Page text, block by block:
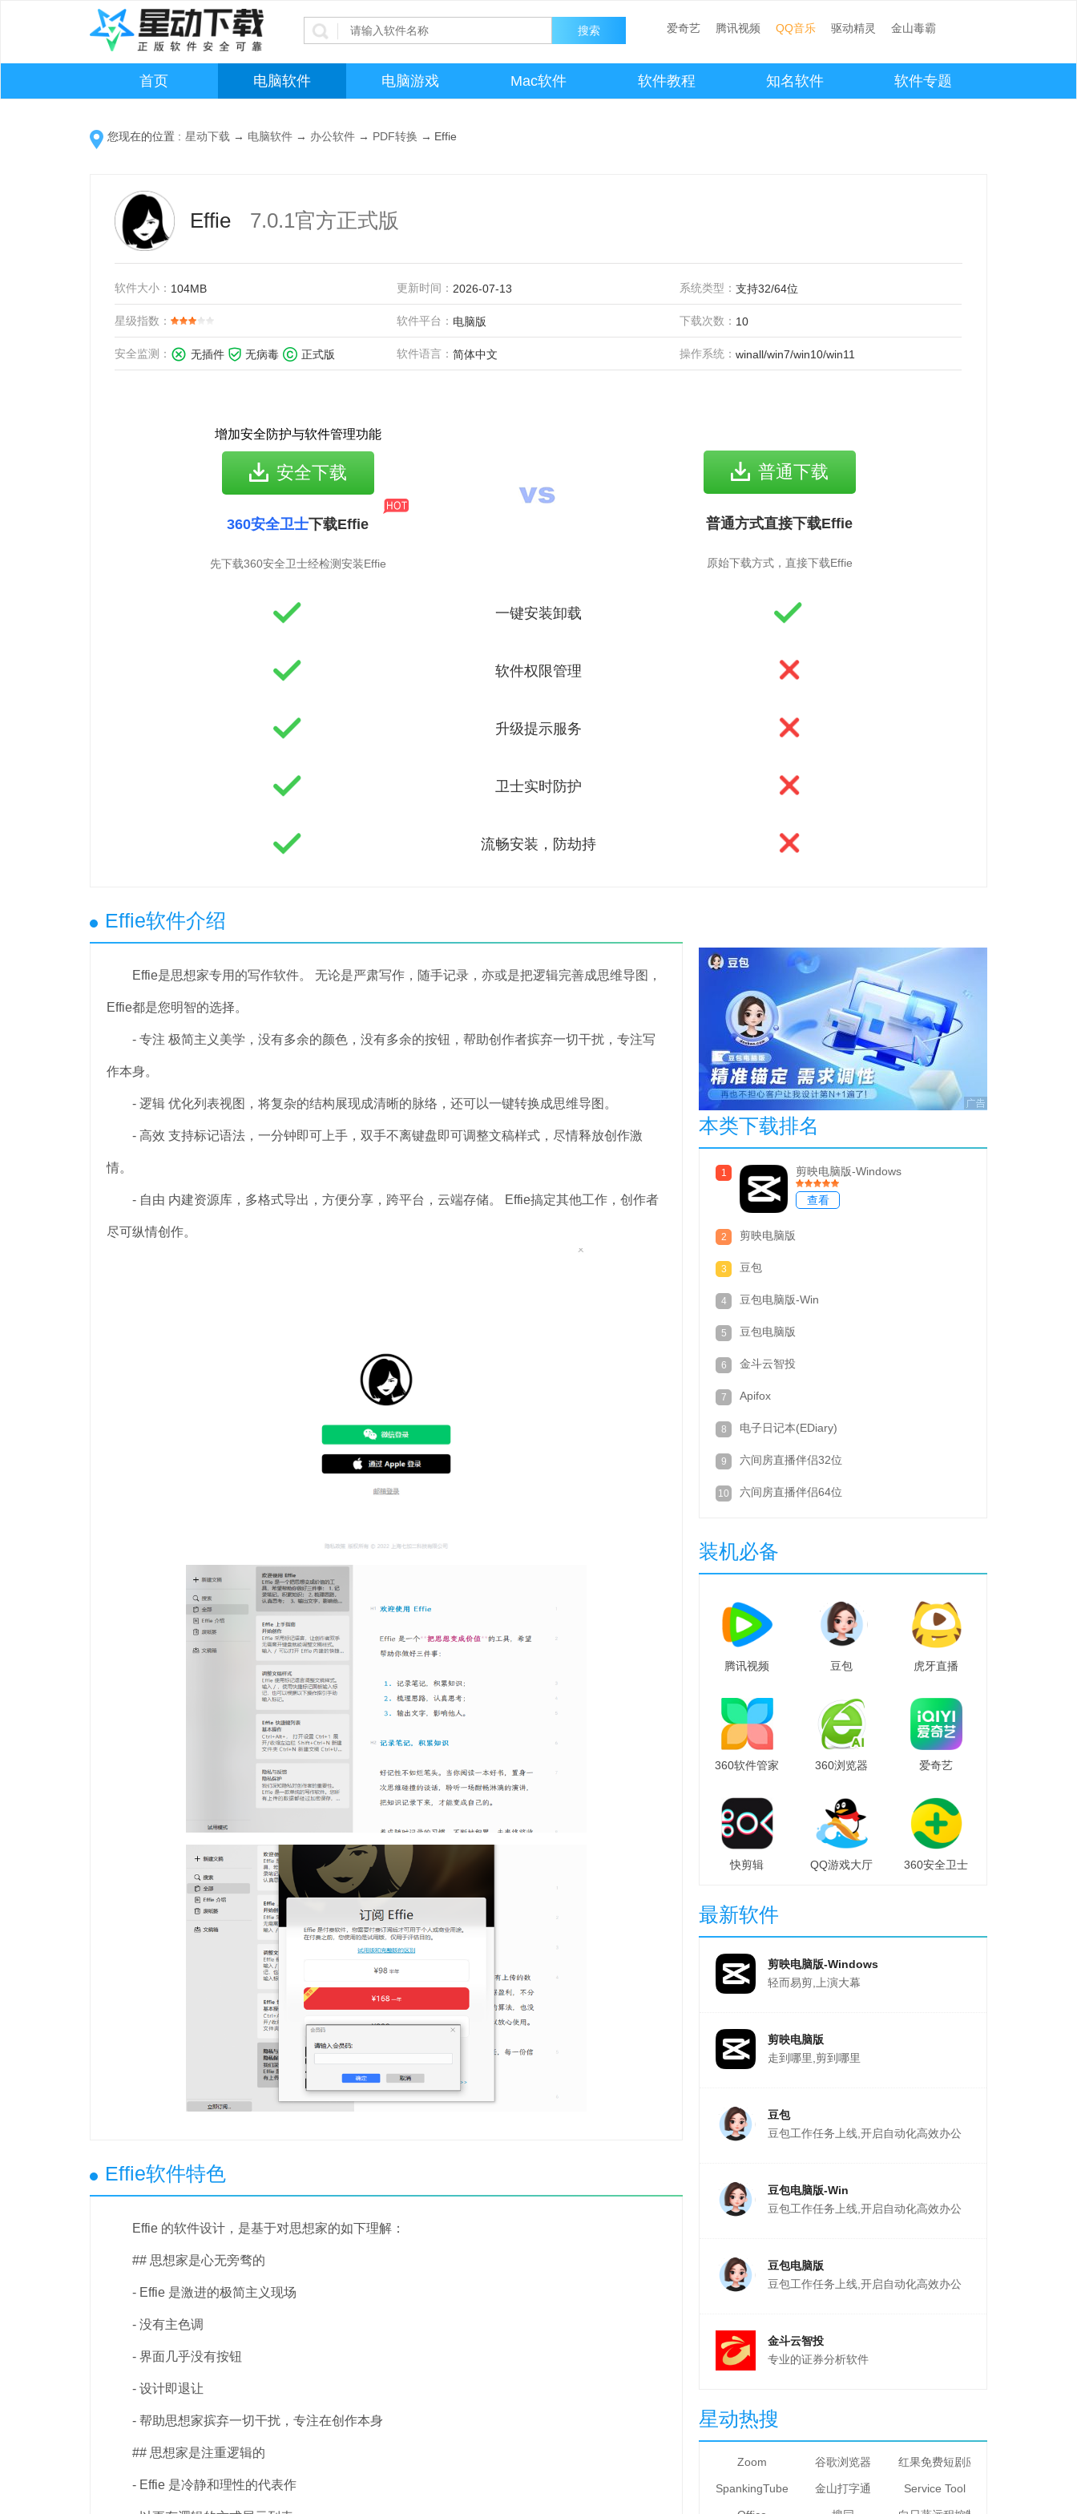
爱奇艺 腾讯视频 QQ音乐 驱动精灵 金山毒霸
首页 电脑软件 电脑游戏 Mac软件 软件教程 知名软件 软件专题
您现在的位置 : 星动下载 → 电脑软件 → 办公软件 → PDF转换 → Effie
Effie 7.0.1官方正式版
软件大小： 104MB 更新时间： 2026-07-13 系统类型： 支持32/64位
星级指数： 软件平台： 电脑版 下载次数： 10
安全监测： 无插件 无病毒 正式版 软件语言：简体中文 操作系统： winall/win7/win10/win11
增加安全防护与软件管理功能
安全下载
360安全卫士下载Effie
先下载360安全卫士经检测安装Effie
普通下载
普通方式直接下载Effie
原始下载方式，直接下载Effie
一键安装卸载
软件权限管理
升级提示服务
卫士实时防护
流畅安装，防劫持
Effie软件介绍
Effie是思想家专用的写作软件。 无论是严肃写作，随手记录，亦或是把逻辑完善成思维导图，
Effie都是您明智的选择。
- 专注 极简主义美学，没有多余的颜色，没有多余的按钮，帮助创作者摈弃一切干扰，专注写
作本身。
- 逻辑 优化列表视图，将复杂的结构展现成清晰的脉络，还可以一键转换成思维导图。
- 高效 支持标记语法，一分钟即可上手，双手不离键盘即可调整文稿样式，尽情释放创作激
情。
- 自由 内建资源库，多格式导出，方便分享，跨平台，云端存储。 Effie搞定其他工作，创作者
尽可纵情创作。
Effie软件特色
Effie 的软件设计，是基于对思想家的如下理解：
## 思想家是心无旁骛的
- Effie 是激进的极简主义现场
- 没有主色调
- 界面几乎没有按钮
- 设计即退让
- 帮助思想家摈弃一切干扰，专注在创作本身
## 思想家是注重逻辑的
- Effie 是冷静和理性的代表作
本类下载排名
1 剪映电脑版-Windows
查看
2 剪映电脑版
3 豆包
4 豆包电脑版-Win
5 豆包电脑版
6 金斗云智投
7 Apifox
8 电子日记本(EDiary)
9 六间房直播伴侣32位
10 六间房直播伴侣64位
装机必备
腾讯视频 豆包 虎牙直播
360软件管家 360浏览器 爱奇艺
快剪辑 QQ游戏大厅 360安全卫士
最新软件
剪映电脑版-Windows
轻而易剪,上演大幕
剪映电脑版
走到哪里,剪到哪里
豆包
豆包工作任务上线,开启自动化高效办公
豆包电脑版-Win
豆包工作任务上线,开启自动化高效办公
豆包电脑版
豆包工作任务上线,开启自动化高效办公
金斗云智投
专业的证券分析软件
星动热搜
Zoom 谷歌浏览器 红果免费短剧应用电脑版
SpankingTube Video Downloader
金山打字通 Service Tool